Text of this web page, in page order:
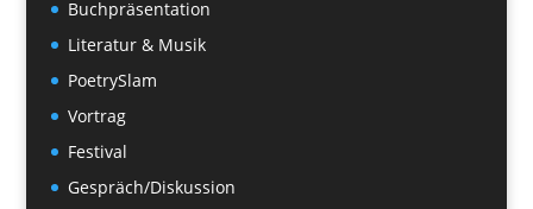
Buchpräsentation
Literatur & Musik
PoetrySlam
Vortrag
Festival
Gespräch/Diskussion